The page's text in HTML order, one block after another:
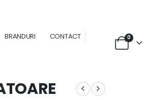
BRANDURI CONTACT 0